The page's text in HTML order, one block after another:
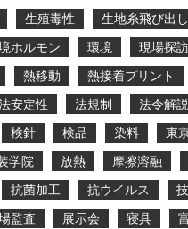
生殖毒性 生地糸飛び出し
ホルモン 環境 現場探
熱移動 熱接着プリント
安定性 法規制 法令解説
検針 検品 染料 東
学院 放熱 摩擦溶融
抗菌加工 抗ウイルス
監査 展示会 寝具